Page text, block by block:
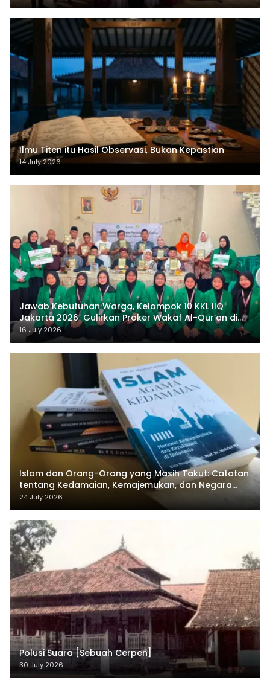
Ilmu Titen itu Hasil Observasi, Bukan Kepastian
14 July 2026
Jawab Kebutuhan Warga, Kelompok 10 KKL IIQ
Jakarta 2026 Gulirkan Proker Wakaf Al-Qur’an di
Sukamanah
16 July 2026
Islam dan Orang-Orang yang Masih Takut: Catatan
tentang Kedamaian, Kemajemukan, dan Negara
dalam Pemikiran Masykuri Abdillah
24 July 2026
Polusi Suara [Sebuah Cerpen]
30 July 2026